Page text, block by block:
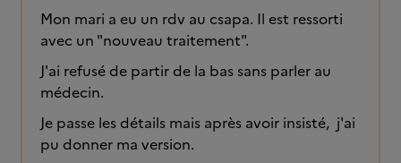
Mon mari a eu un rdv au csapa. Il est ressorti
avec un "nouveau traitement".
J'ai refusé de partir de la bas sans parler au
médecin.
Je passe les détails mais après avoir insisté, j'ai
pu donner ma version.